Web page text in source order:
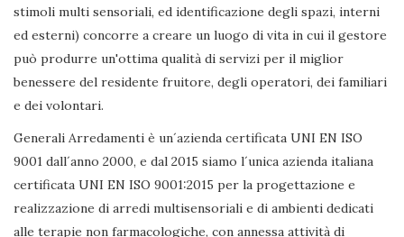
stimoli multi sensoriali, ed identificazione degli spazi, interni
ed esterni) concorre a creare un luogo di vita in cui il gestore
può produrre un'ottima qualità di servizi per il miglior
benessere del residente fruitore, degli operatori, dei familiari
e dei volontari.
Generali Arredamenti è un´azienda certificata UNI EN ISO
9001 dall´anno 2000, e dal 2015 siamo l´unica azienda italiana
certificata UNI EN ISO 9001:2015 per la progettazione e
realizzazione di arredi multisensoriali e di ambienti dedicati
alle terapie non farmacologiche, con annessa attività di